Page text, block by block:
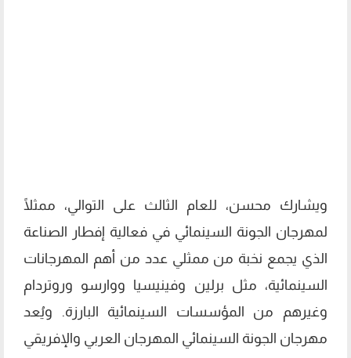
ويشارك محسن، للعام الثالث على التوالي، ممثلًا
لمهرجان الجونة السينمائي في فعالية إفطار الصناعة
الذي يجمع نخبة من ممثلي عدد من أهم المهرجانات
السينمائية، مثل برلين وفينيسيا ووارسو وروتردام
وغيرهم من المؤسسات السينمائية البارزة. ويُعد
مهرجان الجونة السينمائي المهرجان العربي والإفريقي